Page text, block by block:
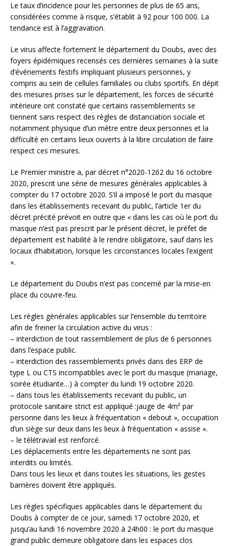
Le taux d’incidence pour les personnes de plus de 65 ans,
considérées comme à risque, s’établit à 92 pour 100 000. La
tendance est à l’aggravation.
Le virus affecte fortement le département du Doubs, avec des
foyers épidémiques recensés ces dernières semaines à la suite
d’événements festifs impliquant plusieurs personnes, y
compris au sein de cellules familiales ou clubs sportifs. En dépit
des mesures prises sur le département, les forces de sécurité
intérieure ont constaté que certains rassemblements se
tiennent sans respect des règles de distanciation sociale et
notamment physique d’un mètre entre deux personnes et la
difficulté en certains lieux ouverts à la libre circulation de faire
respect ces mesures.
Le Premier ministre a, par décret n°2020-1262 du 16 octobre
2020, prescrit une série de mesures générales applicables à
compter du 17 octobre 2020. S’il a imposé le port du masque
dans les établissements recevant du public, l’article 1er du
décret précité prévoit en outre que « dans les cas où le port du
masque n’est pas prescrit par le présent décret, le préfet de
département est habilité à le rendre obligatoire, sauf dans les
locaux d’habitation, lorsque les circonstances locales l’exigent
».
Le département du Doubs n’est pas concerné par la mise-en
place du couvre-feu.
Les règles générales applicables sur l’ensemble du territoire
afin de freiner la circulation active du virus :
– interdiction de tout rassemblement de plus de 6 personnes
dans l’espace public.
– interdiction des rassemblements privés dans des ERP de
type L ou CTS incompatibles avec le port du masque (mariage,
soirée étudiante…) à compter du lundi 19 octobre 2020.
– dans tous les établissements recevant du public, un
protocole sanitaire strict est appliqué :jauge de 4m² par
personne dans les lieux à fréquentation « debout », occupation
d’un siège sur deux dans les lieux à fréquentation « assise ».
– le télétravail est renforcé.
Les déplacements entre les départements ne sont pas
interdits ou limités.
Dans tous les lieux et dans toutes les situations, les gestes
barrières doivent être appliqués.
Les règles spécifiques applicables dans le département du
Doubs à compter de ce jour, samedi 17 octobre 2020, et
jusqu’au lundi 16 novembre 2020 à 24h00 : le port du masque
grand public demeure obligatoire dans les espaces clos